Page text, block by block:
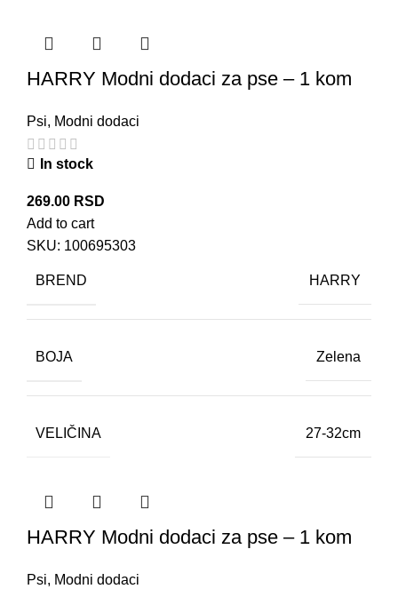
HARRY Modni dodaci za pse – 1 kom
Psi, Modni dodaci
In stock
269.00 RSD
Add to cart
SKU: 100695303
BREND HARRY
BOJA Zelena
VELIČINA 27-32cm
HARRY Modni dodaci za pse – 1 kom
Psi, Modni dodaci